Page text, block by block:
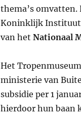
thema’s
Koninklijk Instituut
van het Nationaal
Het
ministerie van
subsidie per 1
hierdoor hun baan